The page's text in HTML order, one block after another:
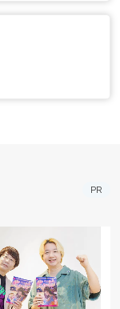
PR